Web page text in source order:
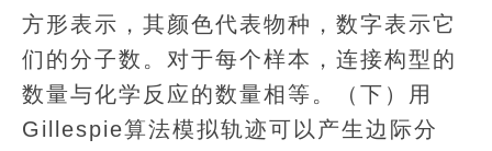
方形表示，其颜色代表物种，数字表示它
们的分子数。对于每个样本，连接构型的
数量与化学反应的数量相等。（下）用
Gillespie算法模拟轨迹可以产生边际分